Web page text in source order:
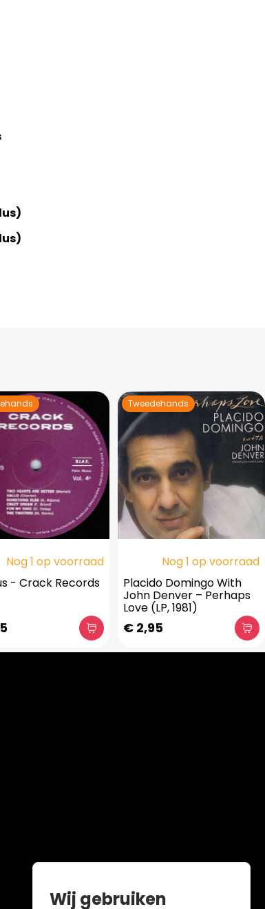
Nog 1 op voorraad
- Crack Records
Tweedehands
Nog 1 op voorraad
Placido Domingo With
John Denver ‎– Perhaps
Love (LP, 1981)
€ 2,95
Wij gebruiken